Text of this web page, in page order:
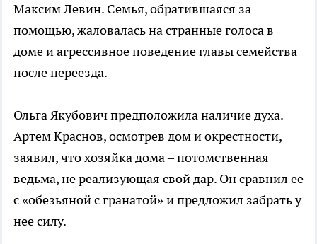
Максим Левин. Семья, обратившаяся за
помощью, жаловалась на странные голоса в
доме и агрессивное поведение главы семейства
после переезда.
Ольга Якубович предположила наличие духа.
Артем Краснов, осмотрев дом и окрестности,
заявил, что хозяйка дома – потомственная
ведьма, не реализующая свой дар. Он сравнил ее
с «обезьяной с гранатой» и предложил забрать у
нее силу.